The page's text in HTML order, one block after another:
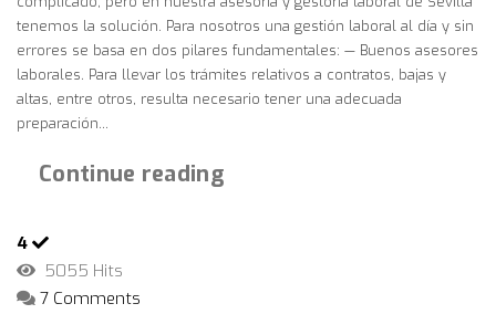
tenemos la solución. Para nosotros una gestión laboral al día y sin
errores se basa en dos pilares fundamentales: — Buenos asesores
laborales. Para llevar los trámites relativos a contratos, bajas y
altas, entre otros, resulta necesario tener una adecuada
preparación...
Continue reading
4
5055 Hits
7 Comments